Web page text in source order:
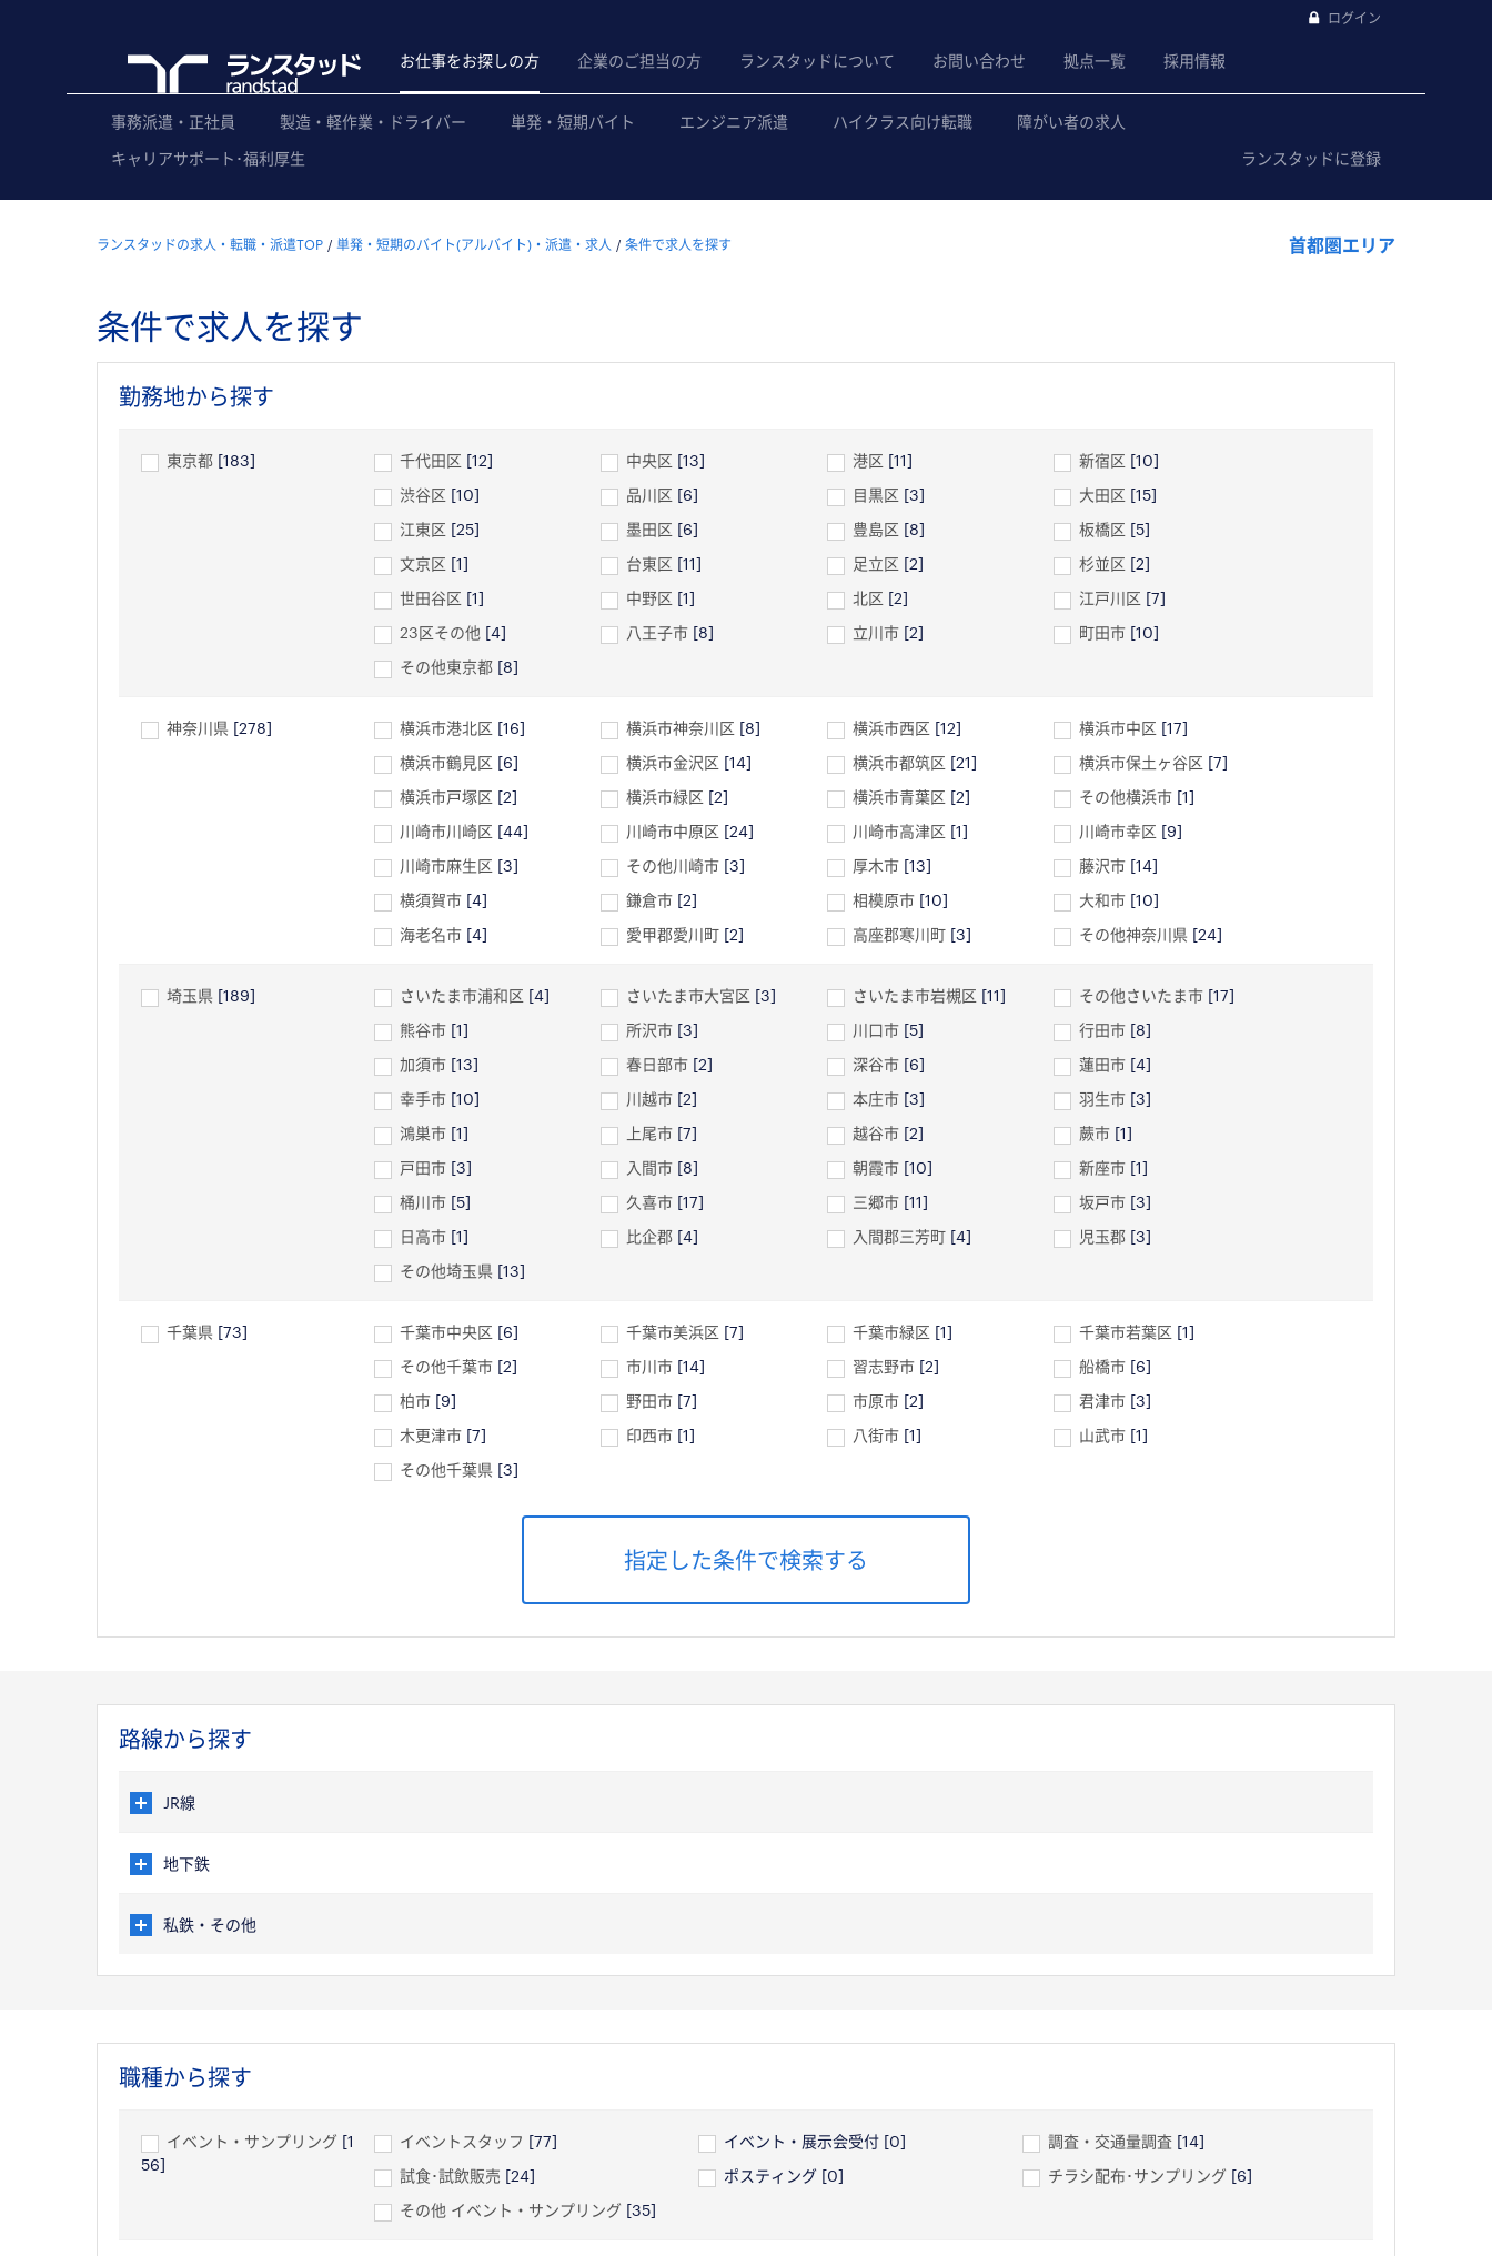
ログイン
お仕事をお探しの方 企業のご担当の方 ランスタッドについて お問い合わせ 拠点一覧 採用情報
事務派遣・正社員 製造・軽作業・ドライバー 単発・短期バイト エンジニア派遣 ハイクラス向け転職
障がい者の求人
キャリアサポート･福利厚生
ランスタッドに登録
首都圏エリア
ランスタッドの求人・転職・派遣TOP 単発・短期のバイト(アルバイト)・派遣・求人 条件で求人を探す
条件で求人を探す
勤務地から探す
東京都 [183] 千代田区 [12] 中央区 [13] 港区 [11] 新宿区 [10]
渋谷区 [10] 品川区 [6] 目黒区 [3] 大田区 [15]
江東区 [25] 墨田区 [6] 豊島区 [8] 板橋区 [5]
文京区 [1] 台東区 [11] 足立区 [2] 杉並区 [2]
世田谷区 [1] 中野区 [1] 北区 [2] 江戸川区 [7]
23区その他 [4] 八王子市 [8] 立川市 [2] 町田市 [10]
その他東京都 [8]
神奈川県 [278] 横浜市港北区 [16] 横浜市神奈川区 [8] 横浜市西区 [12] 横浜市中区 [17]
横浜市鶴見区 [6] 横浜市金沢区 [14] 横浜市都筑区 [21] 横浜市保土ヶ谷区 [7]
横浜市戸塚区 [2] 横浜市緑区 [2] 横浜市青葉区 [2] その他横浜市 [1]
川崎市川崎区 [44] 川崎市中原区 [24] 川崎市高津区 [1] 川崎市幸区 [9]
川崎市麻生区 [3] その他川崎市 [3] 厚木市 [13] 藤沢市 [14]
横須賀市 [4] 鎌倉市 [2] 相模原市 [10] 大和市 [10]
海老名市 [4] 愛甲郡愛川町 [2] 高座郡寒川町 [3] その他神奈川県 [24]
埼玉県 [189] さいたま市浦和区 [4] さいたま市大宮区 [3] さいたま市岩槻区 [11] その他さいたま市 [17]
熊谷市 [1] 所沢市 [3] 川口市 [5] 行田市 [8]
加須市 [13] 春日部市 [2] 深谷市 [6] 蓮田市 [4]
幸手市 [10] 川越市 [2] 本庄市 [3] 羽生市 [3]
鴻巣市 [1] 上尾市 [7] 越谷市 [2] 蕨市 [1]
戸田市 [3] 入間市 [8] 朝霞市 [10] 新座市 [1]
桶川市 [5] 久喜市 [17] 三郷市 [11] 坂戸市 [3]
日高市 [1] 比企郡 [4] 入間郡三芳町 [4] 児玉郡 [3]
その他埼玉県 [13]
千葉県 [73] 千葉市中央区 [6] 千葉市美浜区 [7] 千葉市緑区 [1] 千葉市若葉区 [1]
その他千葉市 [2] 市川市 [14] 習志野市 [2] 船橋市 [6]
柏市 [9] 野田市 [7] 市原市 [2] 君津市 [3]
木更津市 [7] 印西市 [1] 八街市 [1] 山武市 [1]
その他千葉県 [3]
路線から探す
JR線
地下鉄
私鉄・その他
職種から探す
イベント・サンプリング [1
56]
イベントスタッフ [77] イベント・展示会受付 [0] 調査・交通量調査 [14]
試食･試飲販売 [24] ポスティング [0] チラシ配布･サンプリング [6]
その他 イベント・サンプリング [35]